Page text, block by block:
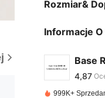
Rozmiar&
Informacje
Base
4,87
4,87
999K+